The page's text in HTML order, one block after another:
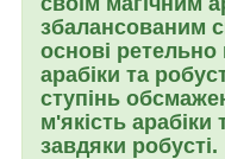
збалансованим
основі ретельно
арабіки та
ступінь
м'якість арабіки
завдяки робусті.